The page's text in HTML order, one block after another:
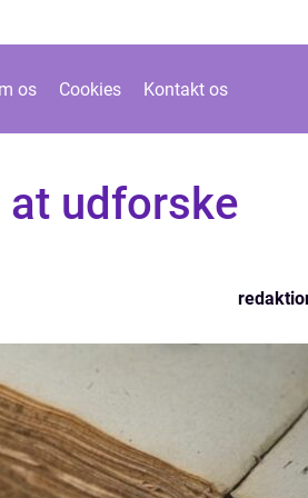
os Cookies Kontakt os
at udforske